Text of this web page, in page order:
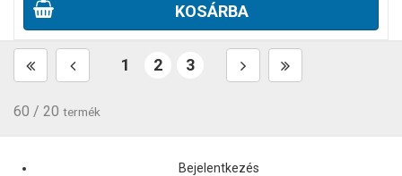
KOSÁRBA
1 2 3
60 / 20 termék
Bejelentkezés